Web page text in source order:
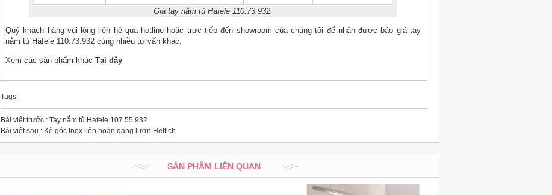
Giá tay nắm tủ Hafele 110.73.932.
Quý khách hàng vui lòng liên hệ qua hotline hoặc trực tiếp đến showroom của chúng tôi để nhận được báo giá tay
nắm tủ Hafele 110.73.932 cùng nhiều tư vấn khác.
Xem các sản phẩm khác Tại đây
Tags:
Bài viết trước : Tay nắm tủ Hafele 107.55.932
Bài viết sau : Kệ góc Inox liên hoàn dạng lượn Hettich
SẢN PHẨM LIÊN QUAN